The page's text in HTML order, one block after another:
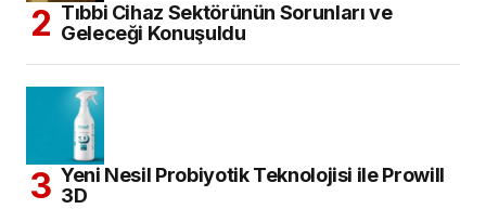
Tıbbi Cihaz Sektörünün Sorunları ve
Geleceği Konuşuldu
Yeni Nesil Probiyotik Teknolojisi ile Prowill
3D